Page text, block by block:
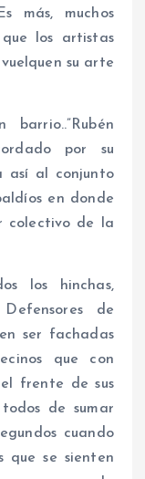
más, muchos
los artistas
su arte
por su
así al conjunto
en donde
colectivo de la
los hinchas,
de
ser fachadas
que con
frente de sus
de sumar
cuando
que se sienten